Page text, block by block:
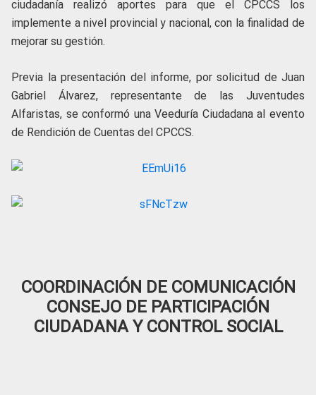
ciudadanía realizó aportes para que el CPCCS los
implemente a nivel provincial y nacional, con la finalidad de
mejorar su gestión.
Previa la presentación del informe, por solicitud de Juan
Gabriel Álvarez, representante de las Juventudes
Alfaristas, se conformó una Veeduría Ciudadana al evento
de Rendición de Cuentas del CPCCS.
COORDINACIÓN DE COMUNICACIÓN
CONSEJO DE PARTICIPACIÓN
CIUDADANA Y CONTROL SOCIAL